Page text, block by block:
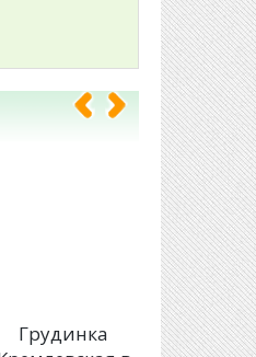
Грудинка